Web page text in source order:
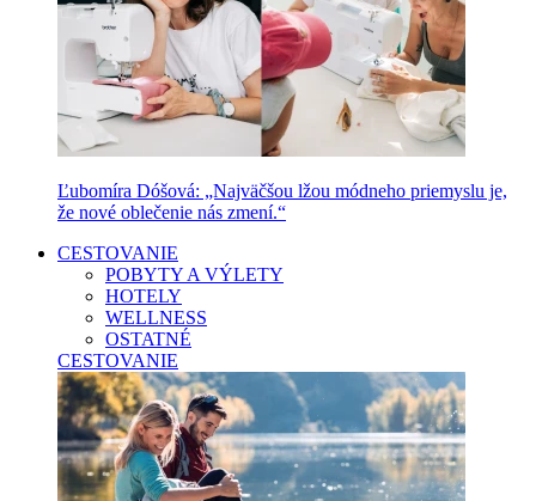
Ľubomíra Dóšová: „Najväčšou lžou módneho priemyslu je,
že nové oblečenie nás zmení.“
CESTOVANIE
POBYTY A VÝLETY
HOTELY
WELLNESS
OSTATNÉ
CESTOVANIE